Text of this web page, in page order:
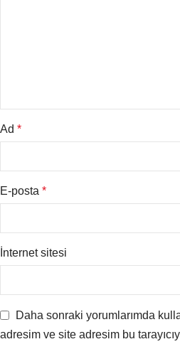
Ad *
E-posta *
İnternet sitesi
Daha sonraki yorumlarımda
adresim ve site adresim bu